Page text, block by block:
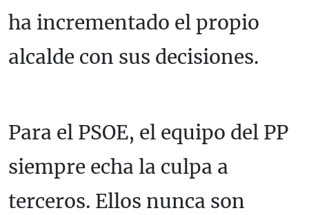
ha incrementado el propio
alcalde con sus decisiones.
Para el PSOE, el equipo del PP
siempre echa la culpa a
terceros. Ellos nunca son